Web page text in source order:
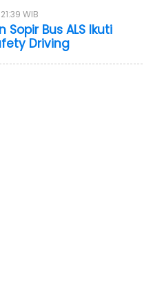
WIB
Sopir Bus ALS Ikuti
Driving